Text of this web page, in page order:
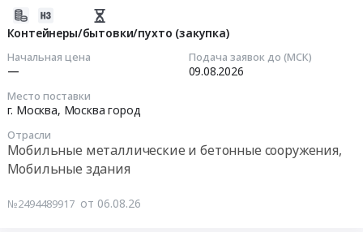
Контейнеры/бытовки/пухто (закупка)
Начальная цена
—
Подача заявок до (МСК)
09.08.2026
Место поставки
г. Москва, Москва город
Отрасли
Мобильные металлические и бетонные сооружения,
Мобильные здания
№2494489917 от 06.08.26